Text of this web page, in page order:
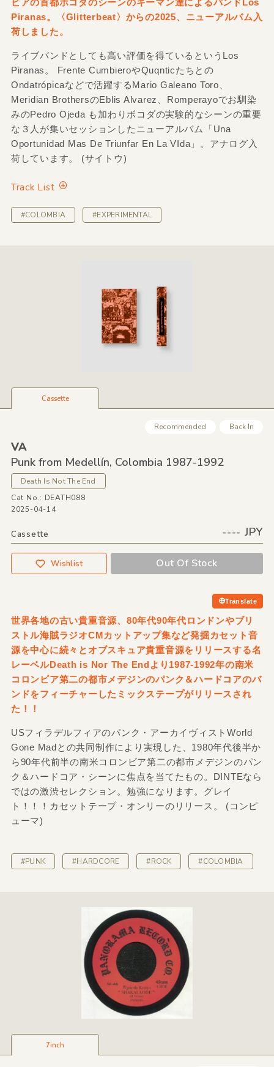
ビアの首都ボコダのシーンのキーマン達によるバンドLos
Piranas。〈Glitterbeat〉からの2025、ニューアルバム入
荷しました。
ライブバンドとしても高い評価を得ているというLos
Piranas。 Frente CumbieroやQuqnticたちとの
Ondatrópicaなどで活躍するMario Galeano Toro、
Meridian BrothersのEblis Alvarez、Romperayoでお馴染
みのPedro Ojeda も加わりボコダの実験的なシーンの重要
な３人が集いセッションしたニューアルバム「Una
Oportunidad Mas De Triunfar En La VIda」。アナログ入
荷しています。 (サイトウ)
Track List
#COLOMBIA #EXPERIMENTAL
Cassette
Recommended Back In
VA
Punk from Medellín, Colombia 1987-1992
Death Is Not The End
Cat No.: DEATH088
2025-04-14
Cassette ---- JPY
Wishlist Out Of Stock
Translate
世界各地の古い貴重音源、80年代90年代ロンドンやブリ
ストル海賊ラジオCMカットアップ集など発掘カセット音
源を中心に続々とオブスキュア貴重音源をリリースする名
レーベルDeath is Nor The Endより1987-1992年の南米
コロンビア第二の都市メデジンのパンク＆ハードコアのバ
ンドをフィーチャーしたミックステープがリリースされ
た！！
USフィラデルフィアのパンク・アーカイヴィストWorld
Gone Madとの共同制作により実現した、1980年代後半か
ら90年代前半の南米コロンビア第二の都市メデジンのパン
ク＆ハードコア・シーンに焦点を当てたもの。DINTEなら
ではの激渋セレクション。勉強になります。グレイ
ト！！！カセットテープ・オンリーのリリース。 (コンピ
ューマ)
#PUNK #HARDCORE #ROCK #COLOMBIA
7inch